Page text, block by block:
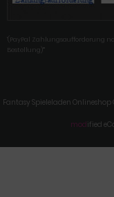
'(PayPal Zahlungsaufforderung
Bestellung)'"
Fantasy Spieleladen
modified